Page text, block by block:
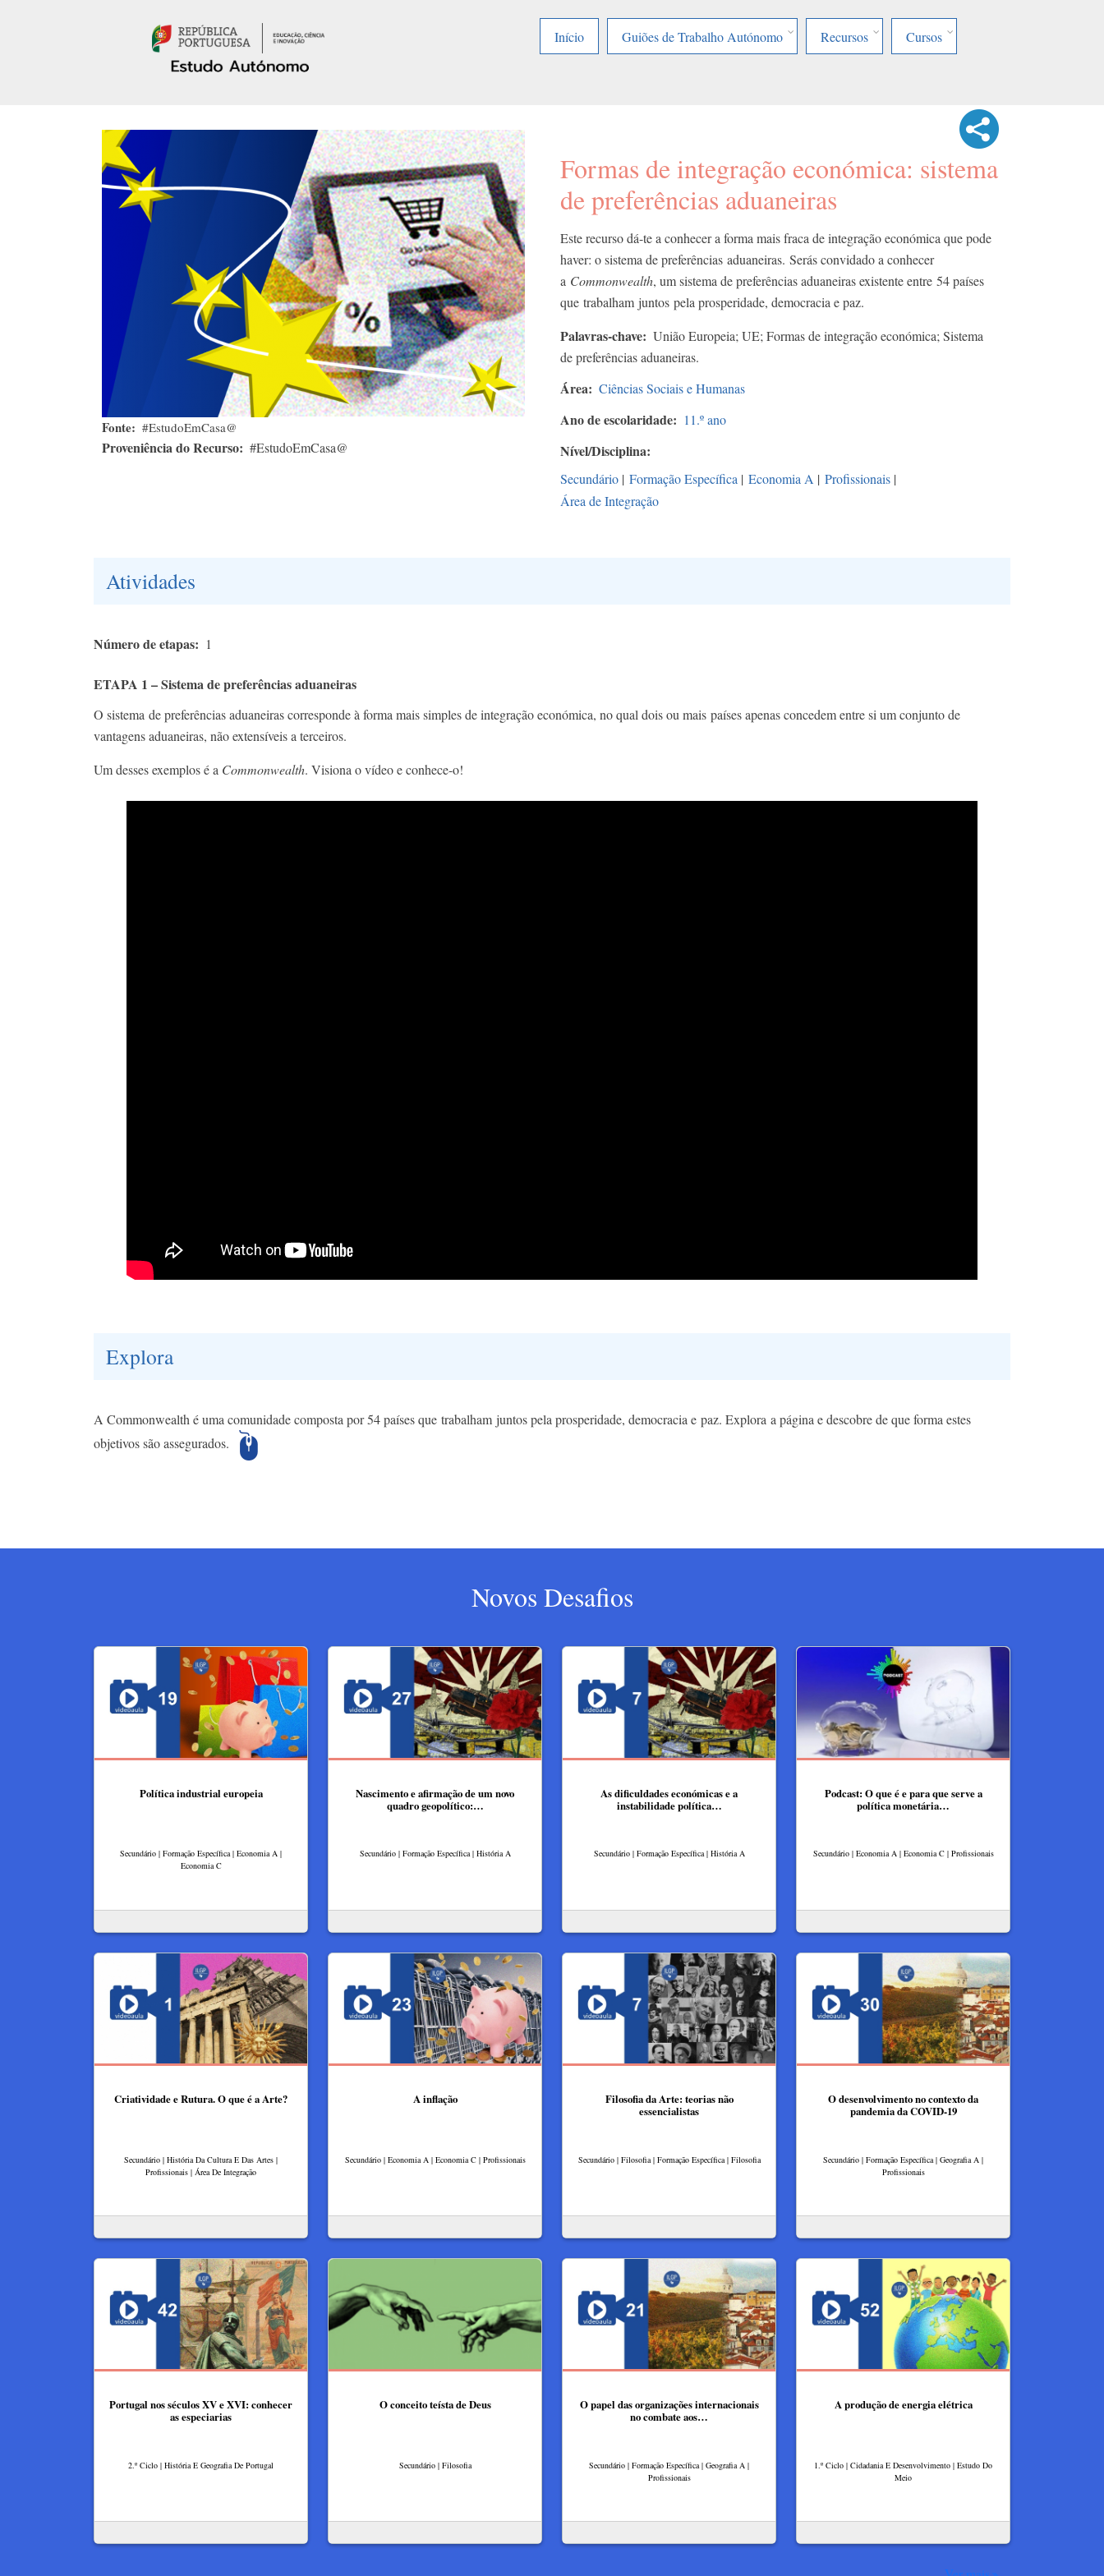
Início
Guiões de Trabalho Autónomo Recursos Cursos
Fonte #EstudoEmCasa@
Proveniência do Recurso #EstudoEmCasa@
Formas de integração económica: sistema
de preferências aduaneiras
Este recurso dá-te a conhecer a forma mais fraca de integração económica que pode
haver: o sistema de preferências aduaneiras. Serás convidado a conhecer
a Commonwealth, um sistema de preferências aduaneiras existente entre 54 países
que trabalham juntos pela prosperidade, democracia e paz.
Palavras-chave
União Europeia; UE; Formas de integração económica; Sistema
de preferências aduaneiras.
Área Ciências Sociais e Humanas
Ano de escolaridade 11.º ano
Nível/Disciplina
Secundário | Formação Específica | Economia A | Profissionais |
Área de Integração
Atividades
Número de etapas 1
ETAPA 1 – Sistema de preferências aduaneiras
O sistema de preferências aduaneiras corresponde à forma mais simples de integração económica, no qual dois ou mais países apenas concedem entre si um conjunto de
vantagens aduaneiras, não extensíveis a terceiros.
Um desses exemplos é a Commonwealth. Visiona o vídeo e conhece-o!
Explora
A Commonwealth é uma comunidade composta por 54 países que trabalham juntos pela prosperidade, democracia e paz. Explora a página e descobre de que forma estes
objetivos são assegurados.
Novos Desafios
Política industrial europeia
Secundário | Formação Específica | Economia A |
Economia C
Nascimento e afirmação de um novo
quadro geopolítico:…
Secundário | Formação Específica | História A
As dificuldades económicas e a
instabilidade política…
Secundário | Formação Específica | História A
Podcast: O que é e para que serve a
política monetária…
Secundário | Economia A | Economia C | Profissionais
Criatividade e Rutura. O que é a Arte?
Secundário | História Da Cultura E Das Artes |
Profissionais | Área De Integração
A inflação
Secundário | Economia A | Economia C | Profissionais
Filosofia da Arte: teorias não
essencialistas
Secundário | Filosofia | Formação Específica | Filosofia
O desenvolvimento no contexto da
pandemia da COVID-19
Secundário | Formação Específica | Geografia A |
Profissionais
Portugal nos séculos XV e XVI: conhecer
as especiarias
2.º Ciclo | História E Geografia De Portugal
O conceito teísta de Deus
Secundário | Filosofia
O papel das organizações internacionais
no combate aos…
Secundário | Formação Específica | Geografia A |
Profissionais
A produção de energia elétrica
1.º Ciclo | Cidadania E Desenvolvimento | Estudo Do
Meio